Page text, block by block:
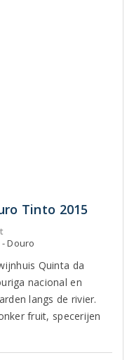
Tinto 2015
Douro
Quinta da
nacional en
langs de rivier.
fruit, specerijen